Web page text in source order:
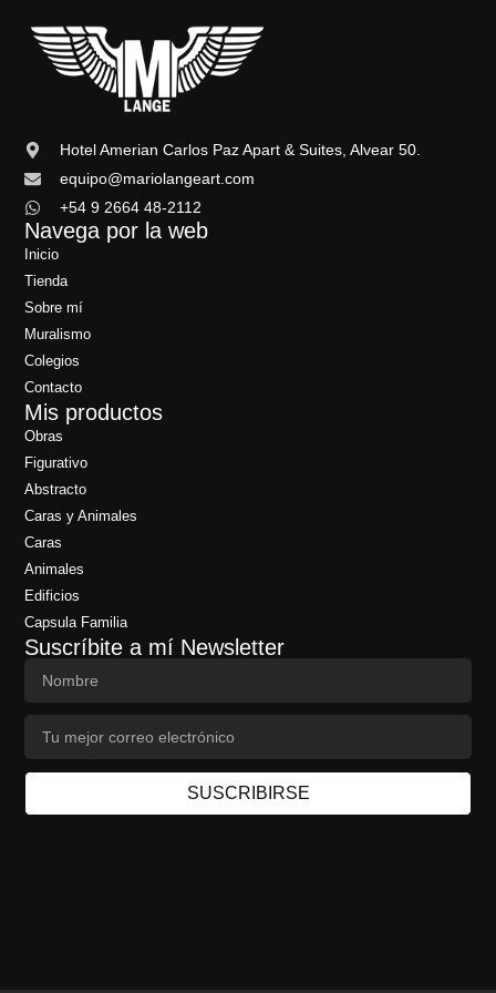
Hotel Amerian Carlos Paz Apart & Suites, Alvear 50.
equipo@mariolangeart.com
+54 9 2664 48-2112
Navega por la web
Inicio
Tienda
Sobre mí
Muralismo
Colegios
Contacto
Mis productos
Obras
Figurativo
Abstracto
Caras y Animales
Caras
Animales
Edificios
Capsula Familia
Suscríbite a mí Newsletter
SUSCRIBIRSE